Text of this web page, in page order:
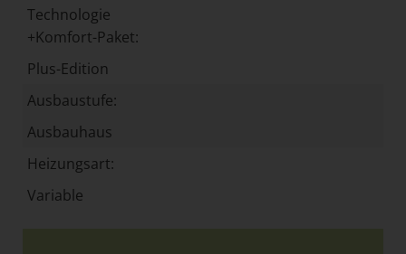
Technologie
+Komfort-Paket:
Plus-Edition
Ausbaustufe:
Ausbauhaus
Heizungsart:
Variable